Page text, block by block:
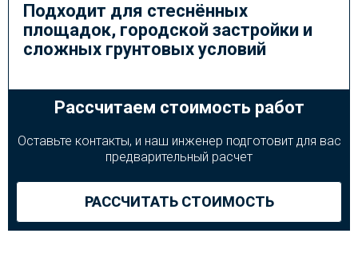
Подходит для стеснённых
площадок, городской застройки и
сложных грунтовых условий
Рассчитаем стоимость работ
Оставьте контакты, и наш инженер подготовит для вас
предварительный расчет
РАССЧИТАТЬ СТОИМОСТЬ